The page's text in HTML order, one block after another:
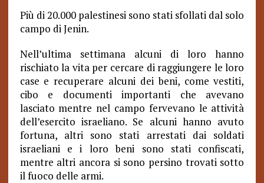
Più di 20.000 palestinesi sono stati sfollati dal solo
campo di Jenin.
Nell’ultima settimana alcuni di loro hanno
rischiato la vita per cercare di raggiungere le loro
case e recuperare alcuni dei beni, come vestiti,
cibo e documenti importanti che avevano
lasciato mentre nel campo fervevano le attività
dell’esercito israeliano. Se alcuni hanno avuto
fortuna, altri sono stati arrestati dai soldati
israeliani e i loro beni sono stati confiscati,
mentre altri ancora si sono persino trovati sotto
il fuoco delle armi.